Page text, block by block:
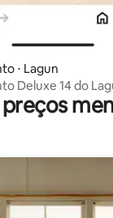
⋅ Lagun
Deluxe 14 do
ao Mar